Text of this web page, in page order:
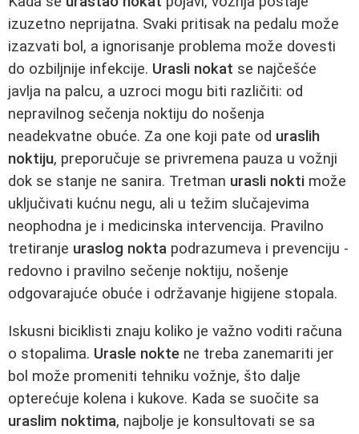
izuzetno neprijatna. Svaki pritisak na pedalu može
izazvati bol, a ignorisanje problema može dovesti
do ozbiljnije infekcije. Urasli nokat se najčešće
javlja na palcu, a uzroci mogu biti različiti: od
nepravilnog sečenja noktiju do nošenja
neadekvatne obuće. Za one koji pate od uraslih
noktiju, preporučuje se privremena pauza u vožnji
dok se stanje ne sanira. Tretman urasli nokti može
uključivati kućnu negu, ali u težim slučajevima
neophodna je i medicinska intervencija. Pravilno
tretiranje uraslog nokta podrazumeva i prevenciju -
redovno i pravilno sečenje noktiju, nošenje
odgovarajuće obuće i održavanje higijene stopala.
Iskusni biciklisti znaju koliko je važno voditi računa
o stopalima. Urasle nokte ne treba zanemariti jer
bol može promeniti tehniku vožnje, što dalje
opterećuje kolena i kukove. Kada se suočite sa
uraslim noktima, najbolje je konsultovati se sa